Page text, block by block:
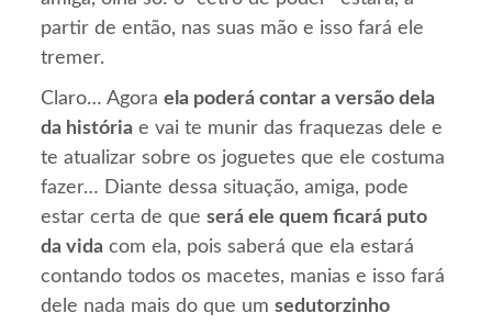
partir de então, nas suas mão e isso fará ele
tremer.
Claro… Agoraela poderá contar a versão dela
da história e vai te munir das fraquezas dele e
te atualizar sobre os joguetes que ele costuma
fazer… Diante dessa situação, amiga, pode
estar certa de queserá ele quem ficará puto
da vida com ela, pois saberá que ela estará
contando todos os macetes, manias e isso fará
dele nada mais do que umsedutorzinho